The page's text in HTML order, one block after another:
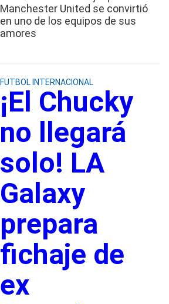
Manchester United se convirtió
en uno de los equipos de sus
amores
FUTBOL INTERNACIONAL
¡El Chucky
no llegará
solo! LA
Galaxy
prepara
fichaje de
ex